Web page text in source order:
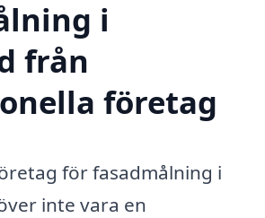
i
från
företag
för fasadmålning i
inte vara en